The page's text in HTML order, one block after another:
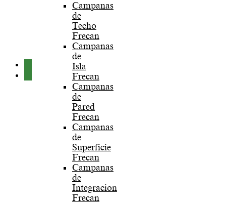
Campanas
de
Techo
Frecan
Campanas
de
Isla
Frecan
Campanas
de
Pared
Frecan
Campanas
de
Superficie
Frecan
Campanas
de
Integracion
Frecan